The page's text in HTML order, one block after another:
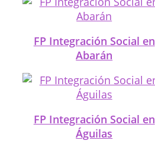
FP Integración Social en
Abarán
FP Integración Social en
Águilas